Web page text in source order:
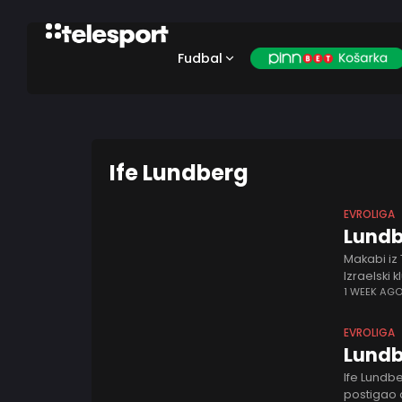
Fudbal
Ife Lundberg
EVROLIGA
Makabi
Izraelski
novi
1 WEEK AGO
EVROLIGA
Ife
postigao